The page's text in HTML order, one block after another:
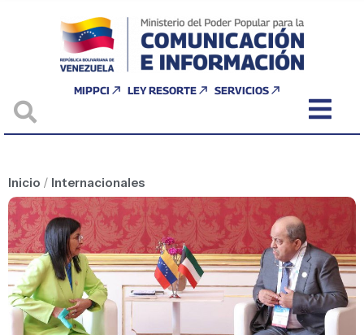
MIPPCI LEY RESORTE SERVICIOS
Inicio / Internacionales